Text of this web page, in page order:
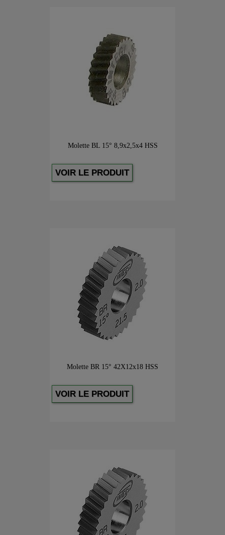
Molette BL 15° 8,9x2,5x4 HSS
VOIR LE PRODUIT
Molette BR 15° 42X12x18 HSS
VOIR LE PRODUIT